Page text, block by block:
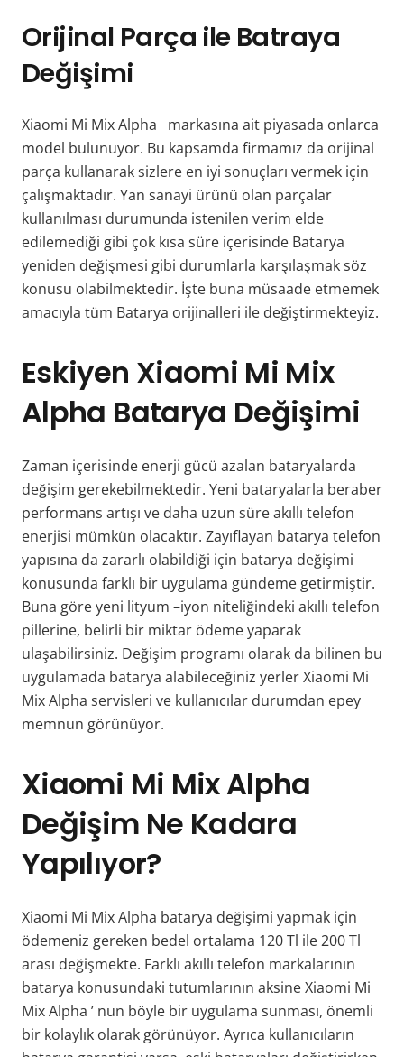
Orijinal Parça ile Batraya
Değişimi
Xiaomi Mi Mix Alpha markasına ait piyasada onlarca
model bulunuyor. Bu kapsamda firmamız da orijinal
parça kullanarak sizlere en iyi sonuçları vermek için
çalışmaktadır. Yan sanayi ürünü olan parçalar
kullanılması durumunda istenilen verim elde
edilemediği gibi çok kısa süre içerisinde Batarya
yeniden değişmesi gibi durumlarla karşılaşmak söz
konusu olabilmektedir. İşte buna müsaade etmemek
amacıyla tüm Batarya orijinalleri ile değiştirmekteyiz.
Eskiyen Xiaomi Mi Mix
Alpha Batarya Değişimi
Zaman içerisinde enerji gücü azalan bataryalarda
değişim gerekebilmektedir. Yeni bataryalarla beraber
performans artışı ve daha uzun süre akıllı telefon
enerjisi mümkün olacaktır. Zayıflayan batarya telefon
yapısına da zararlı olabildiği için batarya değişimi
konusunda farklı bir uygulama gündeme getirmiştir.
Buna göre yeni lityum –iyon niteliğindeki akıllı telefon
pillerine, belirli bir miktar ödeme yaparak
ulaşabilirsiniz. Değişim programı olarak da bilinen bu
uygulamada batarya alabileceğiniz yerlerXiaomi Mi
Mix Alpha servisleri ve kullanıcılar durumdan epey
memnun görünüyor.
Xiaomi Mi Mix Alpha
Değişim Ne Kadara
Yapılıyor?
Xiaomi Mi Mix Alpha batarya değişimi yapmak için
ödemeniz gereken bedel ortalama 120 Tl ile 200 Tl
arası değişmekte. Farklı akıllı telefon markalarının
batarya konusundaki tutumlarının aksineXiaomi Mi
Mix Alpha ’ nun böyle bir uygulama sunması, önemli
bir kolaylık olarak görünüyor. Ayrıca kullanıcıların